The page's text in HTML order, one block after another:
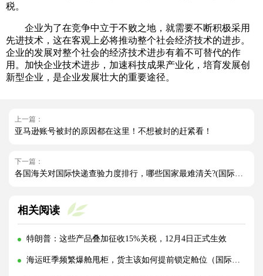
税。
企业为了在竞争中立于不败之地，就需要不断积极采用
先进技术，这在客观上必将推动整个社会经济技术的进步。
企业的发展对整个社会的经济技术进步有着不可替代的作
用。加快企业技术进步，加速科技成果产业化，培育发展创
新型企业，是企业发展壮大的重要途径。
上一篇：
亚马逊账号被封的原因都在这里！不想被封的赶紧看！
下一篇：
各国海关对国际快递查验力度排行，哪些国家最难清关?(国际快递干货知识分享)
相关阅读
特朗普：这些产品叠加征收15%关税，12月4日正式生效
海运旺季频繁爆舱甩柜，货主该如何提前锁定舱位（国际海运干货知识分享）